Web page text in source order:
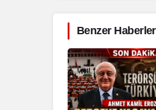
Benzer Haberler
İzmir’de Yangın